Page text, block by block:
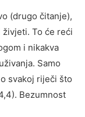
(drugo čitanje),
živjeti. To će reći
i nikakva
Samo
svakoj riječi što
Bezumnost